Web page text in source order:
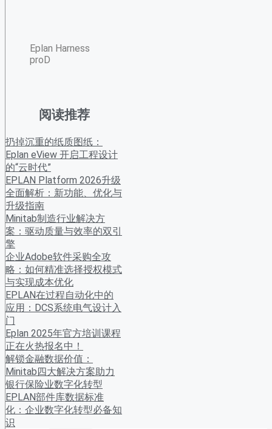
Eplan Harness
proD
阅读推荐
扔掉沉重的纸质图纸：
Eplan eView 开启工程设计
的“云时代”
EPLAN Platform 2026升级
全面解析：新功能、优化与
升级指南
Minitab制造行业解决方
案：驱动质量与效率的双引
擎
企业Adobe软件采购全攻
略：如何精准选择授权模式
与实现成本优化
EPLAN在过程自动化中的
应用：DCS系统电气设计入
门
Eplan 2025年官方培训课程
正在火热报名中！
解锁金融数据价值：
Minitab四大解决方案助力
银行保险业数字化转型
EPLAN部件库数据标准
化：企业数字化转型必备知
识